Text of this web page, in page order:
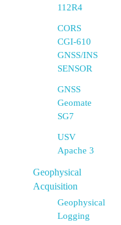
112R4
CORS
CGI-610
GNSS/INS
SENSOR
GNSS
Geomate
SG7
USV
Apache 3
Geophysical
Acquisition
Geophysical
Logging